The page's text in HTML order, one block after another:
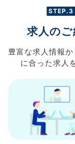
STEP.3
求人のご
豊富な求人情報か
に合った求人